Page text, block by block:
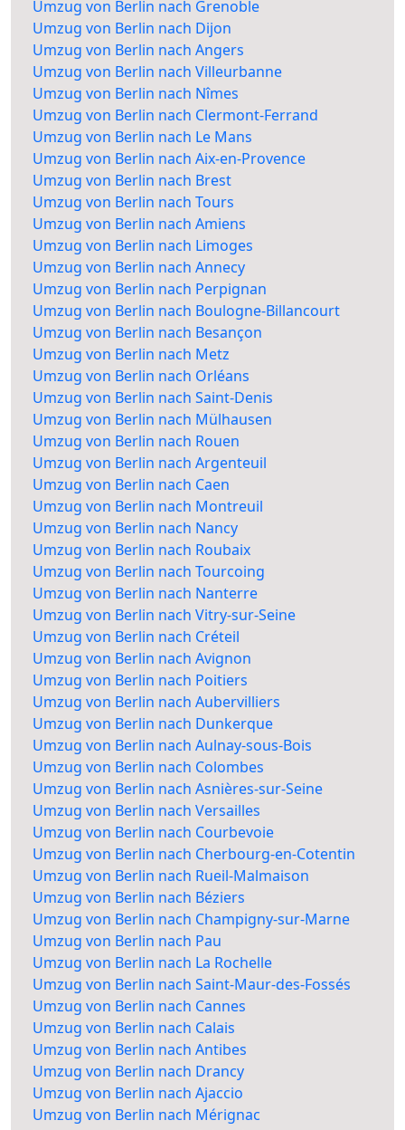
Umzug von Berlin nach Grenoble
Umzug von Berlin nach Dijon
Umzug von Berlin nach Angers
Umzug von Berlin nach Villeurbanne
Umzug von Berlin nach Nîmes
Umzug von Berlin nach Clermont-Ferrand
Umzug von Berlin nach Le Mans
Umzug von Berlin nach Aix-en-Provence
Umzug von Berlin nach Brest
Umzug von Berlin nach Tours
Umzug von Berlin nach Amiens
Umzug von Berlin nach Limoges
Umzug von Berlin nach Annecy
Umzug von Berlin nach Perpignan
Umzug von Berlin nach Boulogne-Billancourt
Umzug von Berlin nach Besançon
Umzug von Berlin nach Metz
Umzug von Berlin nach Orléans
Umzug von Berlin nach Saint-Denis
Umzug von Berlin nach Mülhausen
Umzug von Berlin nach Rouen
Umzug von Berlin nach Argenteuil
Umzug von Berlin nach Caen
Umzug von Berlin nach Montreuil
Umzug von Berlin nach Nancy
Umzug von Berlin nach Roubaix
Umzug von Berlin nach Tourcoing
Umzug von Berlin nach Nanterre
Umzug von Berlin nach Vitry-sur-Seine
Umzug von Berlin nach Créteil
Umzug von Berlin nach Avignon
Umzug von Berlin nach Poitiers
Umzug von Berlin nach Aubervilliers
Umzug von Berlin nach Dunkerque
Umzug von Berlin nach Aulnay-sous-Bois
Umzug von Berlin nach Colombes
Umzug von Berlin nach Asnières-sur-Seine
Umzug von Berlin nach Versailles
Umzug von Berlin nach Courbevoie
Umzug von Berlin nach Cherbourg-en-Cotentin
Umzug von Berlin nach Rueil-Malmaison
Umzug von Berlin nach Béziers
Umzug von Berlin nach Champigny-sur-Marne
Umzug von Berlin nach Pau
Umzug von Berlin nach La Rochelle
Umzug von Berlin nach Saint-Maur-des-Fossés
Umzug von Berlin nach Cannes
Umzug von Berlin nach Calais
Umzug von Berlin nach Antibes
Umzug von Berlin nach Drancy
Umzug von Berlin nach Ajaccio
Umzug von Berlin nach Mérignac